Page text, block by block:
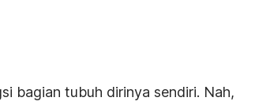
bagian tubuh dirinya sendiri. Nah,